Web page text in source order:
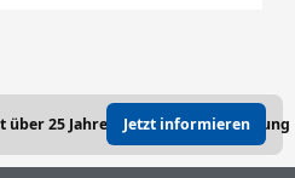
über 25 Jahren Ihre Personalberatung
Jetzt informieren